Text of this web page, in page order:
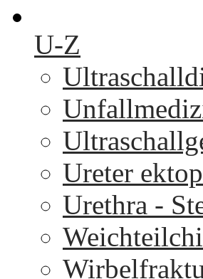
U-Z
Ureter
Urethra -